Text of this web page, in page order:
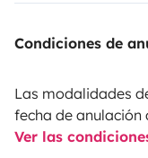
Condiciones de
Las modalidades
fecha de anulación
Ver las